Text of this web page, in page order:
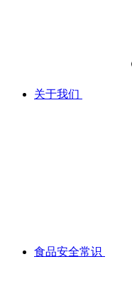
关于我们
食品安全常识